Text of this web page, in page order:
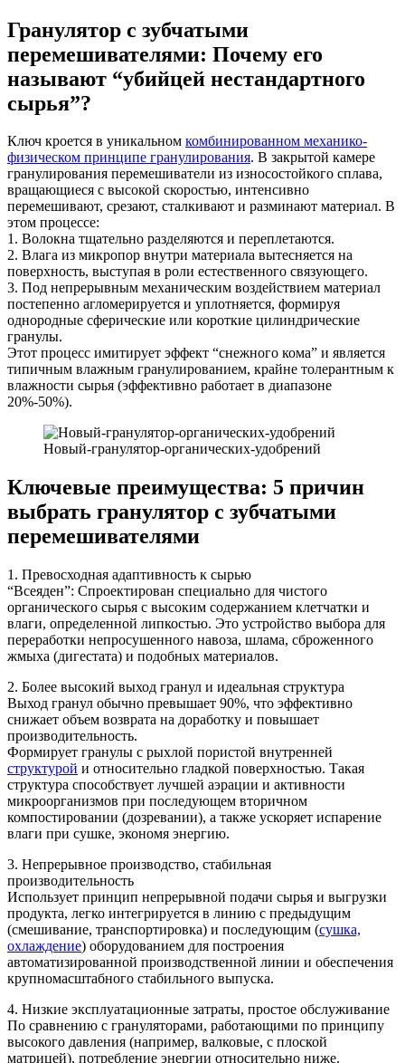
Гранулятор с зубчатыми
перемешивателями: Почему его
называют “убийцей нестандартного
сырья”?
Ключ кроется в уникальном комбинированном механико-
физическом принципе гранулирования. В закрытой камере
гранулирования перемешиватели из износостойкого сплава,
вращающиеся с высокой скоростью, интенсивно
перемешивают, срезают, сталкивают и разминают материал. В
этом процессе:
1. Волокна тщательно разделяются и переплетаются.
2. Влага из микропор внутри материала вытесняется на
поверхность, выступая в роли естественного связующего.
3. Под непрерывным механическим воздействием материал
постепенно агломерируется и уплотняется, формируя
однородные сферические или короткие цилиндрические
гранулы.
Этот процесс имитирует эффект “снежного кома” и является
типичным влажным гранулированием, крайне толерантным к
влажности сырья (эффективно работает в диапазоне
20%-50%).
Новый-гранулятор-органических-удобрений
Ключевые преимущества: 5 причин
выбрать гранулятор с зубчатыми
перемешивателями
1. Превосходная адаптивность к сырью
“Всеяден”: Спроектирован специально для чистого
органического сырья с высоким содержанием клетчатки и
влаги, определенной липкостью. Это устройство выбора для
переработки непросушенного навоза, шлама, сброженного
жмыха (дигестата) и подобных материалов.
2. Более высокий выход гранул и идеальная структура
Выход гранул обычно превышает 90%, что эффективно
снижает объем возврата на доработку и повышает
производительность.
Формирует гранулы с рыхлой пористой внутренней
структурой и относительно гладкой поверхностью. Такая
структура способствует лучшей аэрации и активности
микроорганизмов при последующем вторичном
компостировании (дозревании), а также ускоряет испарение
влаги при сушке, экономя энергию.
3. Непрерывное производство, стабильная
производительность
Использует принцип непрерывной подачи сырья и выгрузки
продукта, легко интегрируется в линию с предыдущим
(смешивание, транспортировка) и последующим (сушка,
охлаждение) оборудованием для построения
автоматизированной производственной линии и обеспечения
крупномасштабного стабильного выпуска.
4. Низкие эксплуатационные затраты, простое обслуживание
По сравнению с грануляторами, работающими по принципу
высокого давления (например, валковые, с плоской
матрицей), потребление энергии относительно ниже.